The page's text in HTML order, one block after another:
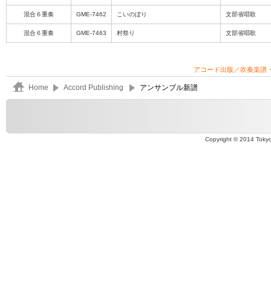
混合６重奏 GME-7462 こいのぼり 文部省唱歌
混合６重奏 GME-7463 村祭り 文部省唱歌
アコード出版／吹奏楽譜
Home Accord Publishing アンサンブル新譜
Copyright © 2014